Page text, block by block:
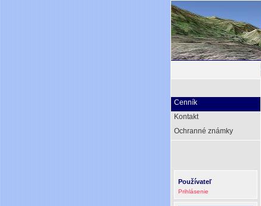
Cenník
Kontakt
Ochranné známky
Používateľ
Prihlásenie